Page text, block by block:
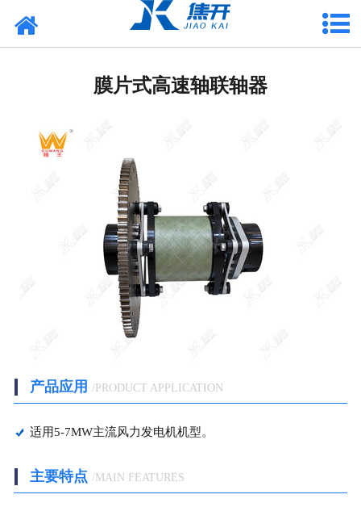
网站首页
- 增摩垫片
- 摩擦材料
冶金矿山应用
起重机械应用
膜片式高速轴联轴器
产品应用 /PRODUCT APPLICATION
适用5-7MW主流风力发电机机型。
主要特点 /MAIN FEATURES